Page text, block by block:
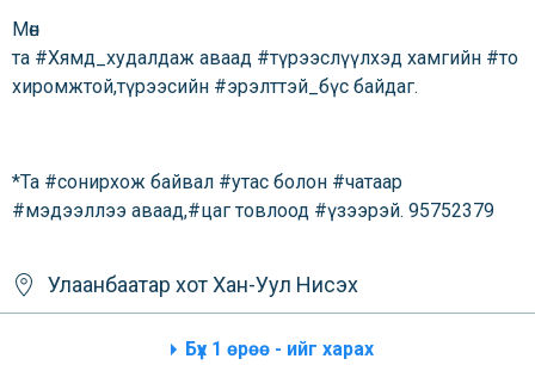
Мөн
та #Хямд_худалдаж аваад #түрээслүүлхэд хамгийн #то
хиромжтой,түрээсийн #эрэлттэй_бүс байдаг.
*Та #сонирхож байвал #утас болон #чатаар
#мэдээллээ аваад,#цаг товлоод #үзээрэй. 95752379
Улаанбаатар хотХан-Уул Нисэх
Бүх 1 өрөө - ийг харах